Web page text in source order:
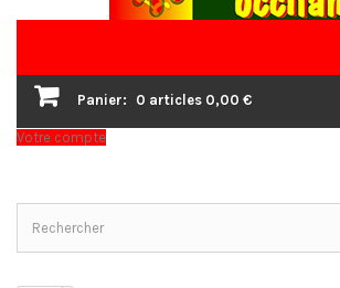
Panier: 0 articles 0,00 €
Votre compte